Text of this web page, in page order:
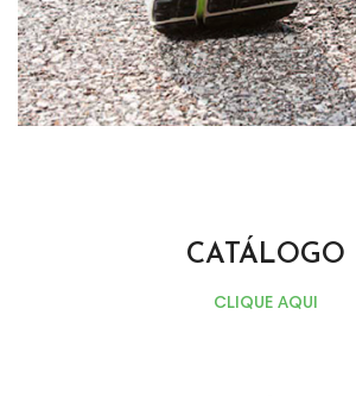
CATÁLOGO
CLIQUE AQUI